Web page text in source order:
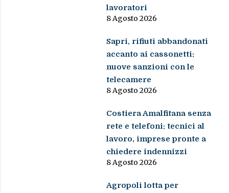
lavoratori
8 Agosto 2026
Sapri, rifiuti abbandonati
accanto ai cassonetti:
nuove sanzioni con le
telecamere
8 Agosto 2026
Costiera Amalfitana senza
rete e telefoni: tecnici al
lavoro, imprese pronte a
chiedere indennizzi
8 Agosto 2026
Agropoli lotta per